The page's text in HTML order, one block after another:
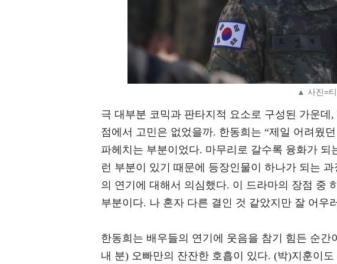
▲ 사진=
극 대부분 코믹과 판타지적 요소로 구성된 가운
점에서 고민은 없었을까. 한동희는 “제일 어려웠
파헤치는 부분이었다. 마무리로 갈수록 융화가
런 부분이 있기 때문에 등장인물이 하나가 되는
의 연기에 대해서 의심했다. 이 드라마의 장점 중
부분이다. 나 혼자 다른 결인 것 같았지만 잘 어우
한동희는 배우들의 연기에 웃음을 참기 힘든 순
내 분) 오빠만의 잔잔한 호흡이 있다. (박)지훈이